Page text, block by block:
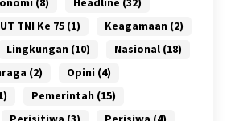
TNI Ke 75(1) Keagamaan (2)
Lingkungan (10) Nasional(18)
(2) Opini (4)
Pemerintah (15)